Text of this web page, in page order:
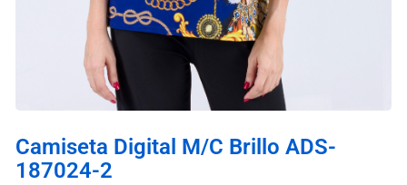
Camiseta Digital M/C Brillo ADS-
187024-2